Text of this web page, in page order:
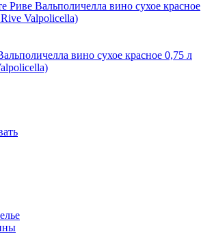
вино сухое красное 0,75 л